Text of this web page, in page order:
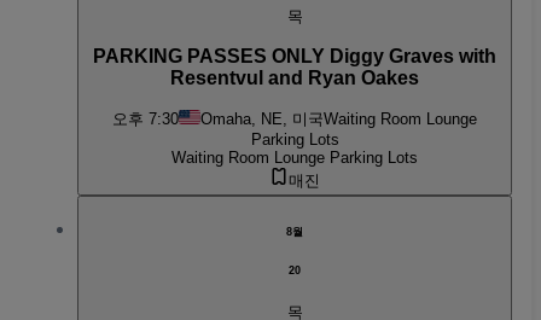
목
PARKING PASSES ONLY Diggy Graves with
Resentvul and Ryan Oakes
오후 7:30 Omaha, NE, 미국Waiting Room Lounge
Parking Lots
Waiting Room Lounge Parking Lots
매진
8월
20
목